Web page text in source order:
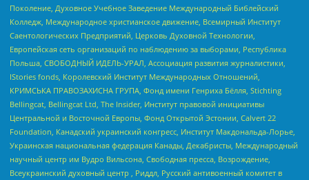
Поколение, Духовное Учебное Заведение Международный Библейский
Колледж, Международное христианское движение, Всемирный Институт
Саентологических Предприятий, Церковь Духовной Технологии,
Европейская сеть организаций по наблюдению за выборами, Республика
Польша, СВОБОДНЫЙ ИДЕЛЬ-УРАЛ, Ассоциация развития журналистики,
IStories fonds, Королевский Институт Международных Отношений,
КРИМСЬКА ПРАВОЗАХИСНА ГРУПА, Фонд имени Генриха Бёлля, Stichting
Bellingcat, Bellingcat Ltd, The Insider, Институт правовой инициативы
Центральной и Восточной Европы, Фонд Открытой Эстонии, Calvert 22
Foundation, Канадский украинский конгресс, Институт Макдональда-Лорье,
Украинская национальная федерация Канады, Декабристы, Международный
научный центр им Вудро Вильсона, Свободная пресса, Возрождение,
Всеукраинский духовный центр , Риддл, Русский антивоенный комитет в